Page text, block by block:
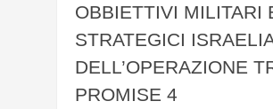
OBBIETTIVI MILITARI
STRATEGICI
DELL’OPERAZIONE
PROMISE 4